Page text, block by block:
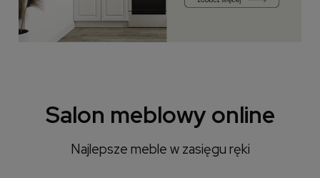
Salon meblowy online
Najlepsze meble w zasięgu ręki